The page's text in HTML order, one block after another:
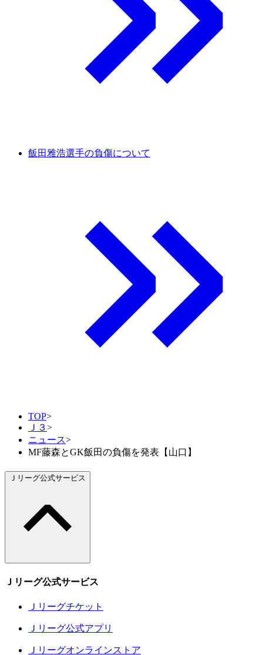
飯田雅浩選手の負傷について
TOP>
Ｊ３>
ニュース>
MF藤森とGK飯田の負傷を発表【山口】
Ｊリーグ公式サービス
Ｊリーグ公式サービス
Ｊリーグチケット
Ｊリーグ公式アプリ
Ｊリーグオンラインストア